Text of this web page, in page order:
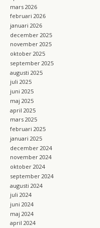
mars 2026
februari 2026
januari 2026
december 2025
november 2025
oktober 2025
september 2025
augusti 2025
juli 2025
juni 2025
maj 2025
april 2025
mars 2025
februari 2025
januari 2025
december 2024
november 2024
oktober 2024
september 2024
augusti 2024
juli 2024
juni 2024
maj 2024
april 2024